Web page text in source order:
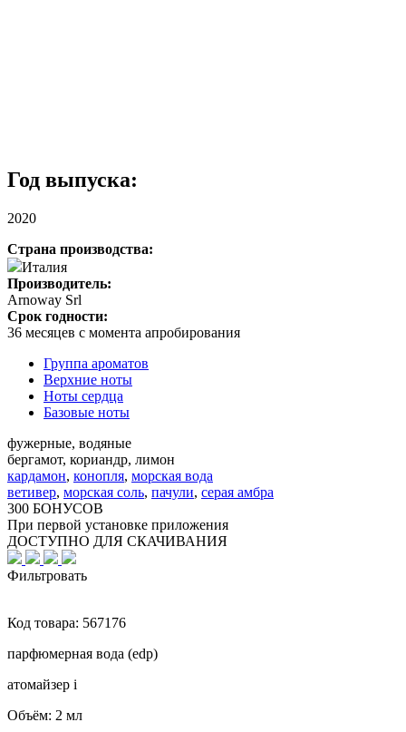
Год выпуска:
2020
Страна производства:
Италия
Производитель:
Arnoway Srl
Срок годности:
36 месяцев с момента апробирования
Группа ароматов
Верхние ноты
Ноты сердца
Базовые ноты
фужерные, водяные
бергамот, кориандр, лимон
кардамон, конопля, морская вода
ветивер, морская соль, пачули, серая амбра
300 БОНУСОВ
При первой установке приложения
ДОСТУПНО ДЛЯ СКАЧИВАНИЯ
Фильтровать
Код товара: 567176
парфюмерная вода (edp)
атомайзер i
Объём: 2 мл